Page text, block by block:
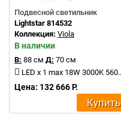
Подвесной светильник
Lightstar 814532
Коллекция: Viola
В наличии
В: 88 см Д: 70 см
LED x 1 max 18W 3000K 560Lm
Цена: 132 666 Р.
Купить